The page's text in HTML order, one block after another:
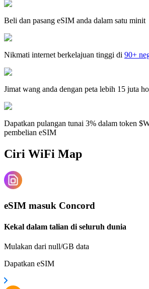
Beli dan pasang eSIM anda dalam satu minit
Nikmati internet berkelajuan tinggi di 90+
Jimat wang anda dengan peta lebih 15 juta
Dapatkan pulangan tunai 3% dalam token
pembelian eSIM
Ciri WiFi Map
eSIM masuk Concord
Kekal dalam talian di seluruh dunia
Mulakan dari null/GB data
Dapatkan eSIM